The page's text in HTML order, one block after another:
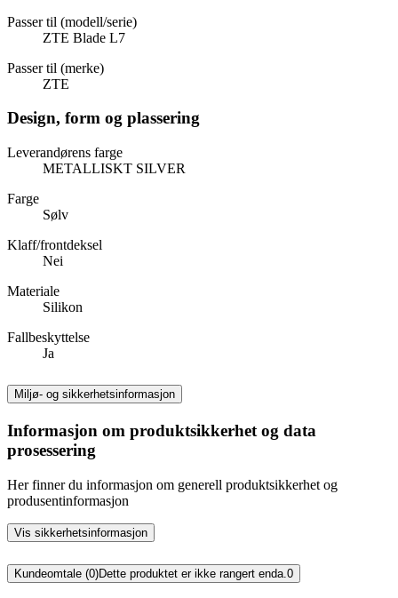
Passer til (modell/serie)
ZTE Blade L7
Passer til (merke)
ZTE
Design, form og plassering
Leverandørens farge
METALLISKT SILVER
Farge
Sølv
Klaff/frontdeksel
Nei
Materiale
Silikon
Fallbeskyttelse
Ja
Miljø- og sikkerhetsinformasjon
Informasjon om produktsikkerhet og data
prosessering
Her finner du informasjon om generell produktsikkerhet og
produsentinformasjon
Vis sikkerhetsinformasjon
Kundeomtale (0)Dette produktet er ikke rangert enda.0